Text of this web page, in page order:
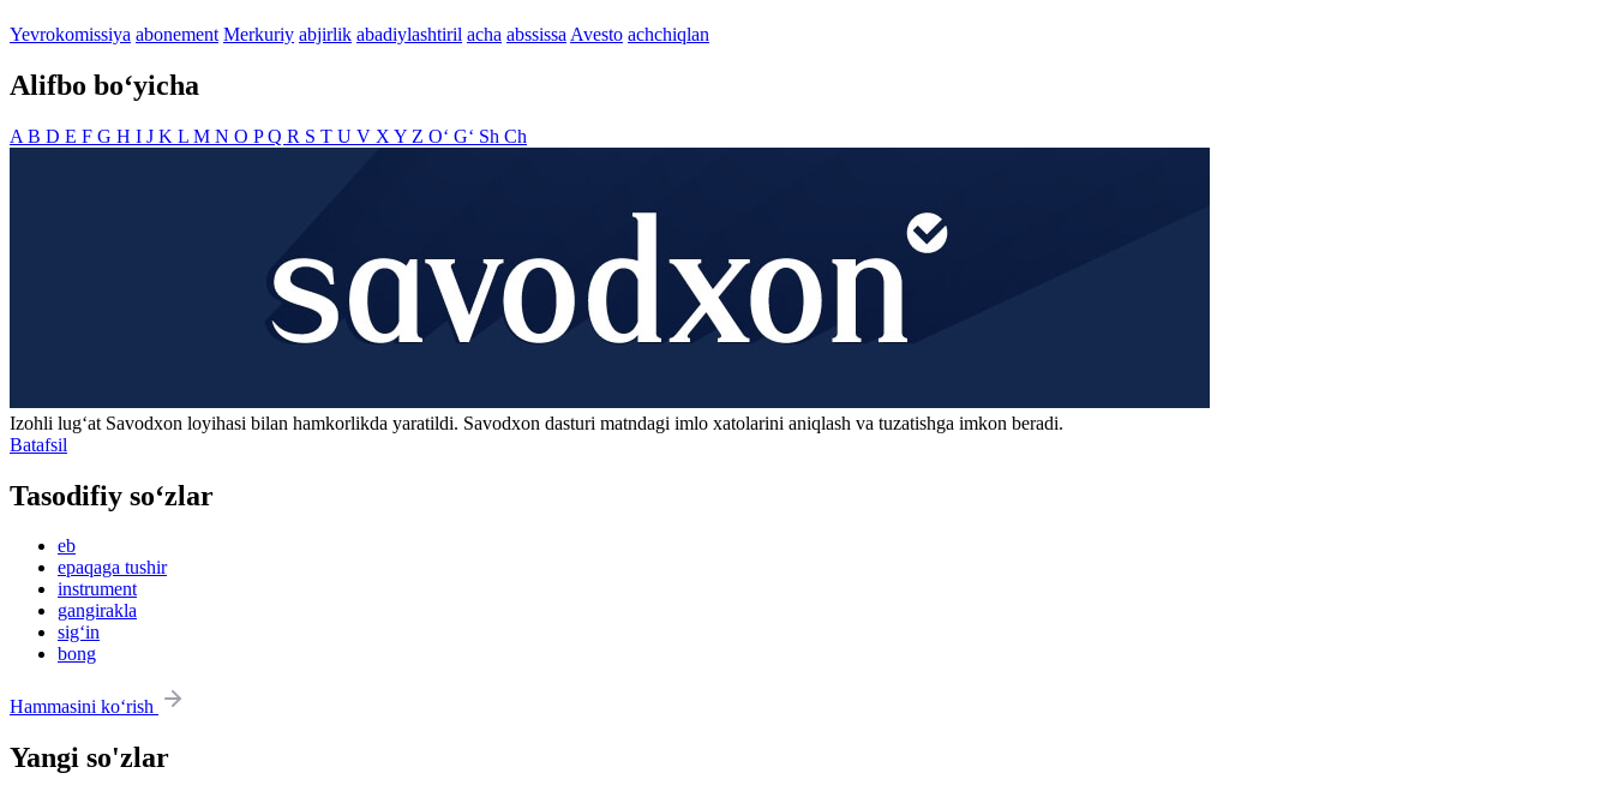
Yevrokomissiya abonement Merkuriy abjirlik abadiylashtiril acha abssissa Avesto achchiqlan
Alifbo bo‘yicha
A B D E F G H I J K L M N O PQ R S T U V X Y Z O‘ G‘ Sh Ch
Izohli lugʻat Savodxon loyihasi bilan hamkorlikda yaratildi. Savodxon dasturi matndagi imlo xatolarini aniqlash va tuzatishga imkon beradi.
Batafsil
Tasodifiy so‘zlar
eb
epaqaga tushir
instrument
gangirakla
sig‘in
bong
Hammasini ko‘rish
Yangi so'zlar